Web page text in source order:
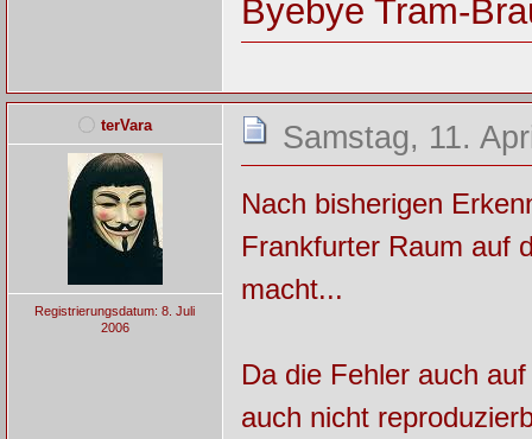
Byebye Tram-
terVara
Registrierungsdatum: 8. Juli
2006
Samstag, 11.
Nach bisherigen
Frankfurter Raum auf
macht...
Da die Fehler auch
auch nicht